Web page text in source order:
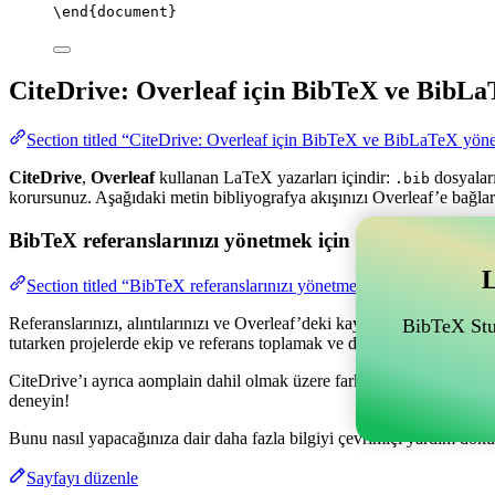
\end { document }
CiteDrive: Overleaf için BibTeX ve
Section titled “CiteDrive: Overleaf için BibTeX ve BibLaTeX
CiteDrive, Overleafkullanan LaTeX yazarları içindir: .bib
korursunuz. Aşağıdaki metin bibliyografya akışınızı Overleaf’e
BibTeX referanslarınızı yönetmek için Overleaf ile
Section titled “BibTeX referanslarınızı yönetmek için Overleaf ile
Referanslarınızı, alıntılarınızı ve Overleaf’deki kaynakçanızı
tutarken projelerde ekip ve referans toplamak ve düzenlemek için
CiteDrive’ı ayrıca aomplain dahil olmak üzere farklı stillerde
deneyin!
Bunu nasıl yapacağınıza dair daha fazla bilgiyi çevrimiçi yardım
Sayfayı düzenle
BibTeX